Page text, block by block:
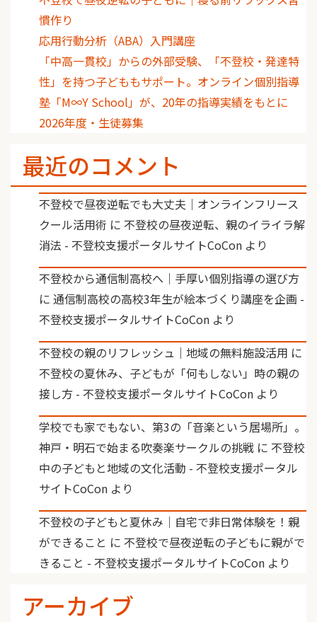
慣作り
応用行動分析（ABA）入門講座
「中高一貫校」からの外部受験、「不登校・発達特
性」を持つ子どももサポート。オンライン個別指導
塾「M∞Y School」が、20年の指導実績をもとに
2026年度・生徒募集
最近のコメント
不登校で昼夜逆転でも大丈夫｜オンラインフリース
クール活用術 に 不登校の昼夜逆転、親のイライラ解
消法 - 不登校支援ポータルサイトCoCon より
不登校から通信制高校へ｜手厚い個別指導の選び方
に 通信制高校の高校3年生が絵本づくり講座を企画 -
不登校支援ポータルサイトCoCon より
不登校の親のリフレッシュ｜地域の無料施設活用 に
不登校の夏休み、子どもが「何もしない」時の親の
接し方 - 不登校支援ポータルサイトCoCon より
学校でも家でもない、第3の「音楽という居場所」。
神戸・明石で始まる吹奏楽サークルの挑戦 に 不登校
中の子どもと地域の文化活動 - 不登校支援ポータル
サイトCoCon より
不登校の子どもと夏休み｜自宅で非日常体験を！親
ができること に 不登校で昼夜逆転の子どもに親がで
きること - 不登校支援ポータルサイトCoCon より
アーカイブ